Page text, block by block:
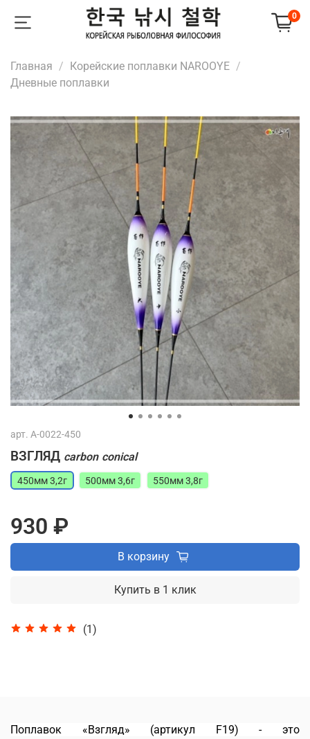
0
Главная
Корейские поплавки NAROOYE
Дневные поплавки
арт. A-0022-450
ВЗГЛЯД carbon conical
(1)
450мм 3,2г 500мм 3,6г 550мм 3,8г
930 ₽
В корзину
Купить в 1 клик
Поплавок «Взгляд» (артикул F19) - это